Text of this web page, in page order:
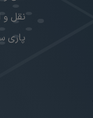
نقل و
پاری